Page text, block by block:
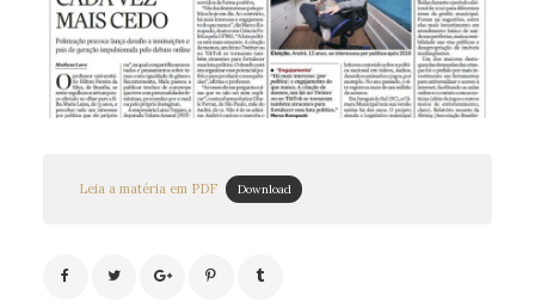
Leia a matéria em PDF Download